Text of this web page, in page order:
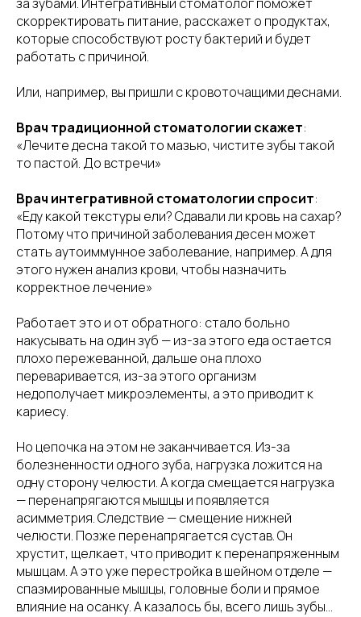
за зубами. Интегративный стоматолог поможет
скорректировать питание, расскажет о продуктах,
которые способствуют росту бактерий и будет
работать с причиной.
Или, например, вы пришли с кровоточащими деснами.
Врач традиционной стоматологии скажет:
«Лечите десна такой то мазью, чистите зубы такой
то пастой. До встречи»
Врач интегративной стоматологии спросит:
«Еду какой текстуры ели? Сдавали ли кровь на сахар?
Потому что причиной заболевания десен может
стать аутоиммунное заболевание, например. А для
этого нужен анализ крови, чтобы назначить
корректное лечение»
Работает это и от обратного: стало больно
накусывать на один зуб — из-за этого еда остается
плохо пережеванной, дальше она плохо
переваривается, из-за этого организм
недополучает микроэлементы, а это приводит к
кариесу.
Но цепочка на этом не заканчивается. Из-за
болезненности одного зуба, нагрузка ложится на
одну сторону челюсти. А когда смещается нагрузка
— перенапрягаются мышцы и появляется
асимметрия. Следствие — смещение нижней
челюсти. Позже перенапрягается сустав. Он
хрустит, щелкает, что приводит к перенапряженным
мышцам. А это уже перестройка в шейном отделе —
спазмированные мышцы, головные боли и прямое
влияние на осанку. А казалось бы, всего лишь зубы…